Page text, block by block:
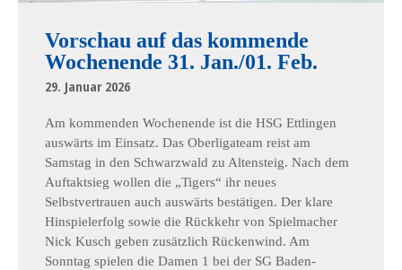
Vorschau auf das kommende
Wochenende 31. Jan./01. Feb.
29. Januar 2026
Am kommenden Wochenende ist die HSG Ettlingen
auswärts im Einsatz. Das Oberligateam reist am
Samstag in den Schwarzwald zu Altensteig. Nach dem
Auftaktsieg wollen die „Tigers“ ihr neues
Selbstvertrauen auch auswärts bestätigen. Der klare
Hinspielerfolg sowie die Rückkehr von Spielmacher
Nick Kusch geben zusätzlich Rückenwind. Am
Sonntag spielen die Damen 1 bei der SG Baden-